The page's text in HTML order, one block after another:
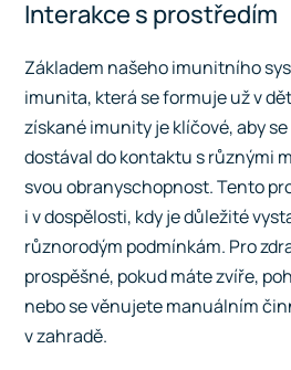
Interakce s prostředím
Základem našeho imunitního
imunita, která se formuje už v
získané imunity je klíčové, aby
dostával do kontaktu s různými
svou obranyschopnost. Tento
i v dospělosti, kdy je důležité
různorodým podmínkám. Pro
prospěšné, pokud máte zvíře,
nebo se věnujete manuálním
v zahradě.